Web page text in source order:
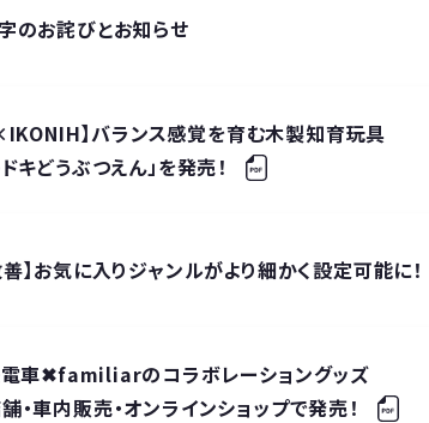
のお詫びとお知らせ
】バランス感覚を育む木製知育玩具
キどうぶつえん」を発売！
】お気に入りジャンルがより細かく設定可能に！
電車✖familiarのコラボレーショングッズ
・車内販売・オンラインショップで発売！